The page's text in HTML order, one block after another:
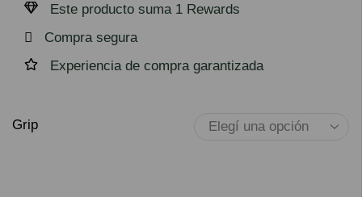
Este producto suma 1 Rewards
Compra segura
Experiencia de compra garantizada
Grip